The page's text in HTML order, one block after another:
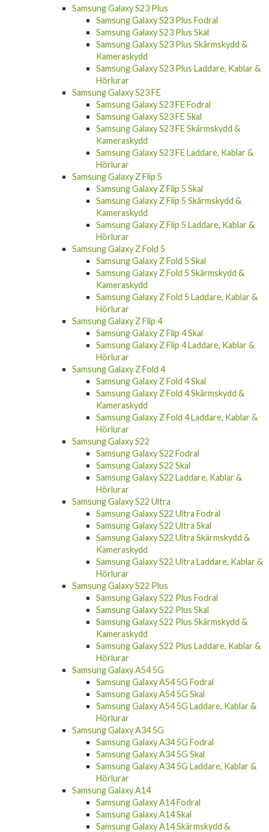
Samsung Galaxy S23 Plus
Samsung Galaxy S23 Plus Fodral
Samsung Galaxy S23 Plus Skal
Samsung Galaxy S23 Plus Skärmskydd &
Kameraskydd
Samsung Galaxy S23 Plus Laddare, Kablar &
Hörlurar
Samsung Galaxy S23 FE
Samsung Galaxy S23 FE Fodral
Samsung Galaxy S23 FE Skal
Samsung Galaxy S23 FE Skärmskydd &
Kameraskydd
Samsung Galaxy S23 FE Laddare, Kablar &
Hörlurar
Samsung Galaxy Z Flip 5
Samsung Galaxy Z Flip 5 Skal
Samsung Galaxy Z Flip 5 Skärmskydd &
Kameraskydd
Samsung Galaxy Z Flip 5 Laddare, Kablar &
Hörlurar
Samsung Galaxy Z Fold 5
Samsung Galaxy Z Fold 5 Skal
Samsung Galaxy Z Fold 5 Skärmskydd &
Kameraskydd
Samsung Galaxy Z Fold 5 Laddare, Kablar &
Hörlurar
Samsung Galaxy Z Flip 4
Samsung Galaxy Z Flip 4 Skal
Samsung Galaxy Z Flip 4 Laddare, Kablar &
Hörlurar
Samsung Galaxy Z Fold 4
Samsung Galaxy Z Fold 4 Skal
Samsung Galaxy Z Fold 4 Skärmskydd &
Kameraskydd
Samsung Galaxy Z Fold 4 Laddare, Kablar &
Hörlurar
Samsung Galaxy S22
Samsung Galaxy S22 Fodral
Samsung Galaxy S22 Skal
Samsung Galaxy S22 Laddare, Kablar &
Hörlurar
Samsung Galaxy S22 Ultra
Samsung Galaxy S22 Ultra Fodral
Samsung Galaxy S22 Ultra Skal
Samsung Galaxy S22 Ultra Skärmskydd &
Kameraskydd
Samsung Galaxy S22 Ultra Laddare, Kablar &
Hörlurar
Samsung Galaxy S22 Plus
Samsung Galaxy S22 Plus Fodral
Samsung Galaxy S22 Plus Skal
Samsung Galaxy S22 Plus Skärmskydd &
Kameraskydd
Samsung Galaxy S22 Plus Laddare, Kablar &
Hörlurar
Samsung Galaxy A54 5G
Samsung Galaxy A54 5G Fodral
Samsung Galaxy A54 5G Skal
Samsung Galaxy A54 5G Laddare, Kablar &
Hörlurar
Samsung Galaxy A34 5G
Samsung Galaxy A34 5G Fodral
Samsung Galaxy A34 5G Skal
Samsung Galaxy A34 5G Laddare, Kablar &
Hörlurar
Samsung Galaxy A14
Samsung Galaxy A14 Fodral
Samsung Galaxy A14 Skal
Samsung Galaxy A14 Skärmskydd &